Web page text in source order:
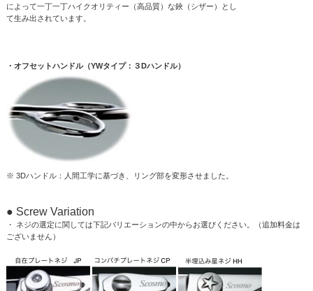
によって一丁一丁ハイクオリティー（高品質）な鋏（シザー）とし
て生み出されています。
・オフセットハンドル（YWタイプ：３Dハンドル）
※ 3Dハンドル：人間工学に基づき、リング部を変形させました。
● Screw Variation
・ ネジの選定に関しては下記バリエーションの中からお選びください。（追加料金は
ございません）